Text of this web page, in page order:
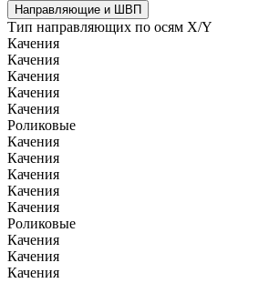
Направляющие и ШВП
Тип направляющих по осям X/Y
Качения
Качения
Качения
Качения
Качения
Роликовые
Качения
Качения
Качения
Качения
Качения
Роликовые
Качения
Качения
Качения